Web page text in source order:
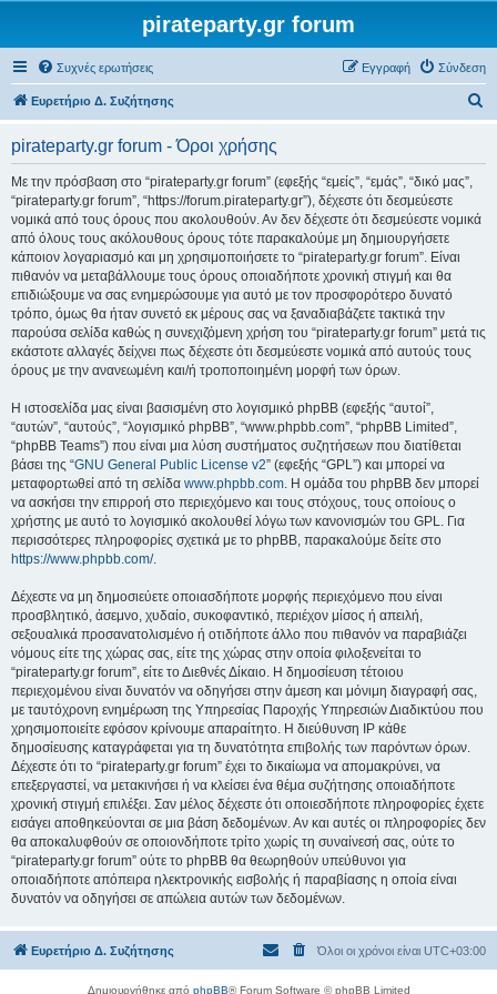
pirateparty.gr forum
Συχνές ερωτήσεις Σύνδεση
Εγγραφή
Ευρετήριο Δ. Συζήτησης
pirateparty.gr forum - Όροι χρήσης
Με την πρόσβαση στο “pirateparty.gr forum” (εφεξής “εμείς”, “εμάς”, “δικό μας”,
“pirateparty.gr forum”, “https://forum.pirateparty.gr”), δέχεστε ότι δεσμεύεστε
νομικά από τους όρους που ακολουθούν. Αν δεν δέχεστε ότι δεσμεύεστε νομικά
από όλους τους ακόλουθους όρους τότε παρακαλούμε μη δημιουργήσετε
κάποιον λογαριασμό και μη χρησιμοποιήσετε το “pirateparty.gr forum”. Είναι
πιθανόν να μεταβάλλουμε τους όρους οποιαδήποτε χρονική στιγμή και θα
επιδιώξουμε να σας ενημερώσουμε για αυτό με τον προσφορότερο δυνατό
τρόπο, όμως θα ήταν συνετό εκ μέρους σας να ξαναδιαβάζετε τακτικά την
παρούσα σελίδα καθώς η συνεχιζόμενη χρήση του “pirateparty.gr forum” μετά τις
εκάστοτε αλλαγές δείχνει πως δέχεστε ότι δεσμεύεστε νομικά από αυτούς τους
όρους με την ανανεωμένη και/ή τροποποιημένη μορφή των όρων.
Η ιστοσελίδα μας είναι βασισμένη στο λογισμικό phpBB (εφεξής “αυτοί”,
“αυτών”, “αυτούς”, “λογισμικό phpBB”, “www.phpbb.com”, “phpBB Limited”,
“phpBB Teams”) που είναι μια λύση συστήματος συζητήσεων που διατίθεται
βάσει της “GNU General Public License v2” (εφεξής “GPL”) και μπορεί να
μεταφορτωθεί από τη σελίδα www.phpbb.com. Η ομάδα του phpBB δεν μπορεί
να ασκήσει την επιρροή στο περιεχόμενο και τους στόχους, τους οποίους ο
χρήστης με αυτό το λογισμικό ακολουθεί λόγω των κανονισμών του GPL. Για
περισσότερες πληροφορίες σχετικά με το phpBB, παρακαλούμε δείτε στο
https://www.phpbb.com/.
Δέχεστε να μη δημοσιεύετε οποιασδήποτε μορφής περιεχόμενο που είναι
προσβλητικό, άσεμνο, χυδαίο, συκοφαντικό, περιέχον μίσος ή απειλή,
σεξουαλικά προσανατολισμένο ή οτιδήποτε άλλο που πιθανόν να παραβιάζει
νόμους είτε της χώρας σας, είτε της χώρας στην οποία φιλοξενείται το
“pirateparty.gr forum”, είτε το Διεθνές Δίκαιο. Η δημοσίευση τέτοιου
περιεχομένου είναι δυνατόν να οδηγήσει στην άμεση και μόνιμη διαγραφή σας,
με ταυτόχρονη ενημέρωση της Υπηρεσίας Παροχής Υπηρεσιών Διαδικτύου που
χρησιμοποιείτε εφόσον κρίνουμε απαραίτητο. Η διεύθυνση IP κάθε
δημοσίευσης καταγράφεται για τη δυνατότητα επιβολής των παρόντων όρων.
Δέχεστε ότι το “pirateparty.gr forum” έχει το δικαίωμα να απομακρύνει, να
επεξεργαστεί, να μετακινήσει ή να κλείσει ένα θέμα συζήτησης οποιαδήποτε
χρονική στιγμή επιλέξει. Σαν μέλος δέχεστε ότι οποιεσδήποτε πληροφορίες έχετε
εισάγει αποθηκεύονται σε μια βάση δεδομένων. Αν και αυτές οι πληροφορίες δεν
θα αποκαλυφθούν σε οποιονδήποτε τρίτο χωρίς τη συναίνεσή σας, ούτε το
“pirateparty.gr forum” ούτε το phpBB θα θεωρηθούν υπεύθυνοι για
οποιαδήποτε απόπειρα ηλεκτρονικής εισβολής ή παραβίασης η οποία είναι
δυνατόν να οδηγήσει σε απώλεια αυτών των δεδομένων.
Ευρετήριο Δ. Συζήτησης Όλοι οι χρόνοι είναι UTC+03:00
Δημιουργήθηκε από phpBB® Forum Software © phpBB Limited